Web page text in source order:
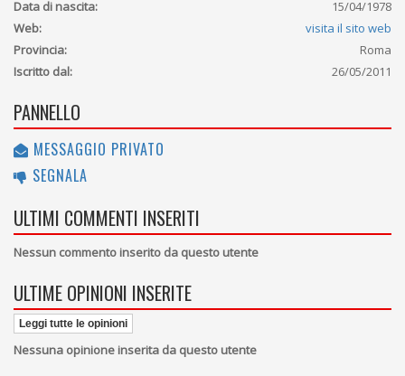
Data di nascita:
15/04/1978
Web:
visita il sito web
Provincia:
Roma
Iscritto dal:
26/05/2011
PANNELLO
MESSAGGIO PRIVATO
SEGNALA
ULTIMI COMMENTI INSERITI
Nessun commento inserito da questo utente
ULTIME OPINIONI INSERITE
Leggi tutte le opinioni
Nessuna opinione inserita da questo utente